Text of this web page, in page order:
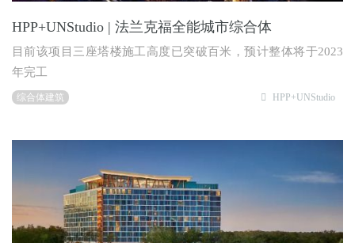
HPP+UNStudio | 法兰克福全能城市综合体
目前该项目三座塔楼施工高度已突破百米，预计整体将于2023
年完工
综合体建筑 HPP+UNStudio